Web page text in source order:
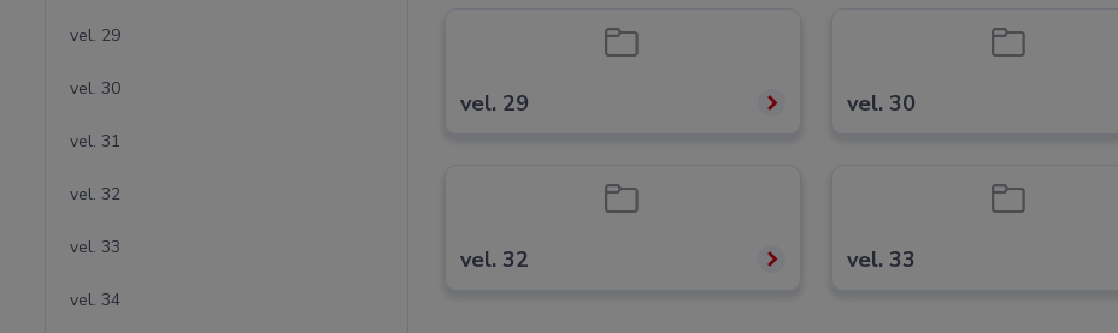
vel. 29 vel. 30
vel. 32 vel. 33
vel. 29
vel. 30
vel. 31
vel. 32
vel. 33
vel. 34